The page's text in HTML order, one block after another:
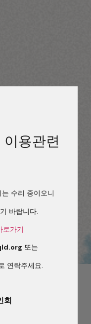
용관련
수리 중이오니
바랍니다.
로가기
또는
연락주세요.
회